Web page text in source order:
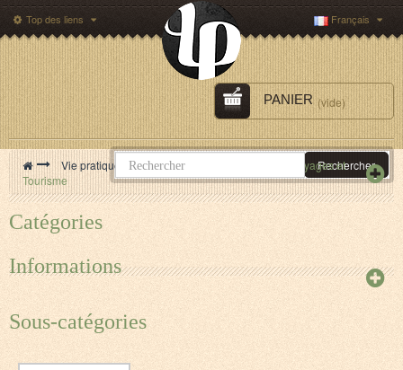
Français
Top des liens
Rechercher
PANIER (vide)
> Vie pratique Loisirs Nature Régionalisme
Voyages et
Tourisme
Catégories
Informations
Sous-catégories